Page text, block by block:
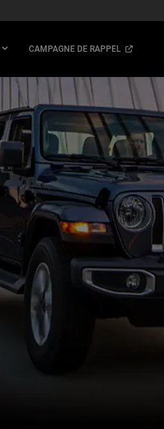
CAMPAGNE DE RAPPEL OPEN
NEW
WINDOW)